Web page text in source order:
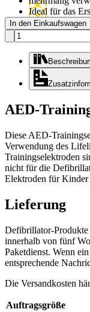
Ideal für das
In den Einkaufswagen
AED-
Diese AED-
Verwendung des
Trainingselektroden
nicht für die
Elektroden für Kinder
Lieferung
Defibrillator-Produkte
innerhalb von fünf
Paketdienst. Wenn
entsprechende
Die Versandkosten